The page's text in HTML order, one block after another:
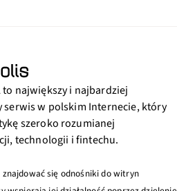
to największy i najbardziej
w polskim Internecie, który
szeroko rozumianej
technologii i fintechu.
się odnośniki do witryn